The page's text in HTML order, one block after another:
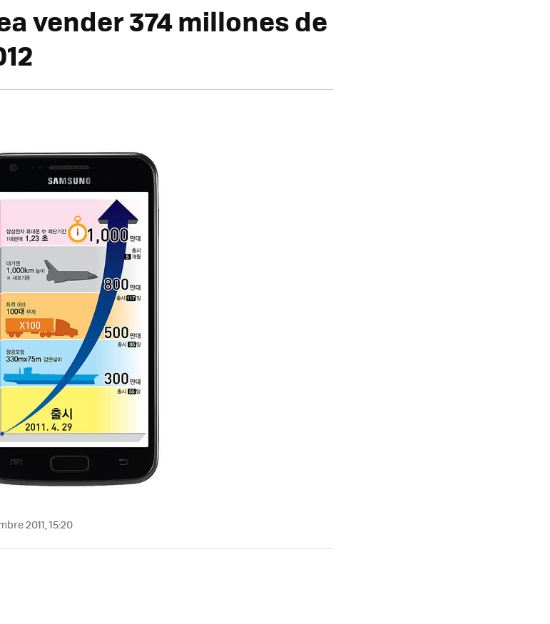
vender 374 millones de
2011, 15:20